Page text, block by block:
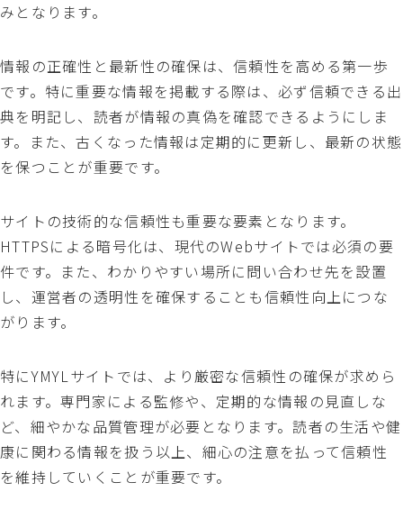
みとなります。
情報の正確性と最新性の確保は、信頼性を高める第一歩
です。特に重要な情報を掲載する際は、必ず信頼できる出
典を明記し、読者が情報の真偽を確認できるようにしま
す。また、古くなった情報は定期的に更新し、最新の状態
を保つことが重要です。
サイトの技術的な信頼性も重要な要素となります。
HTTPSによる暗号化は、現代のWebサイトでは必須の要
件です。また、わかりやすい場所に問い合わせ先を設置
し、運営者の透明性を確保することも信頼性向上につな
がります。
特にYMYLサイトでは、より厳密な信頼性の確保が求めら
れます。専門家による監修や、定期的な情報の見直しな
ど、細やかな品質管理が必要となります。読者の生活や健
康に関わる情報を扱う以上、細心の注意を払って信頼性
を維持していくことが重要です。